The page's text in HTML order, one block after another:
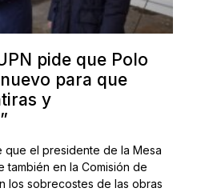
pide que Polo
para que
y
que el presidente de la Mesa
también en la Comisión de
los sobrecostes de las obras